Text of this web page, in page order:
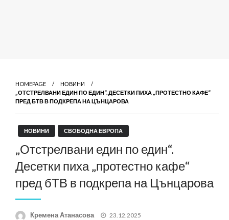
HOMEPAGE
НОВИНИ
„ОТСТРЕЛВАНИ ЕДИН ПО ЕДИН“. ДЕСЕТКИ ПИХА „ПРОТЕСТНО КАФЕ“
ПРЕД БТВ В ПОДКРЕПА НА ЦЪНЦАРОВА
НОВИНИ СВОБОДНА ЕВРОПА
„Отстрелвани един по един“.
Десетки пиха „протестно кафе“
пред бТВ в подкрепа на Цънцарова
Кремена Атанасова
Posted
23.12.2025